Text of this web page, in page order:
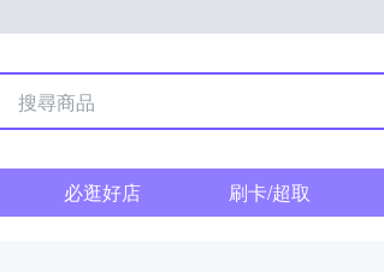
必逛好店 刷卡/超取